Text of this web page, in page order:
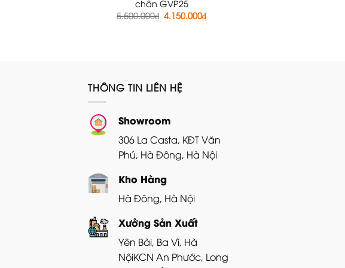
chân GVP25
5.500.000₫ Giá
gốc
4.150.000₫Giá
hiện
THÔNG TIN LIÊN HỆ
Showroom
306 La Casta, KĐT Văn
Phú, Hà Đông, Hà Nội
Kho Hàng
Hà Đông, Hà Nội
Xưởng Sản Xuất
Yên Bài, Ba Vì, Hà
NộiKCN An Phước, Long